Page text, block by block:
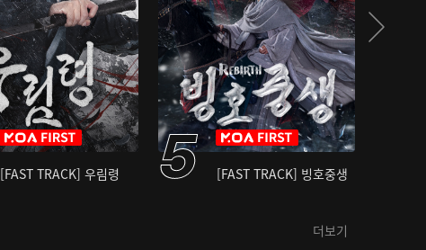
[FAST TRACK] 우림령 [FAST TRACK] 빙호중생
더보기